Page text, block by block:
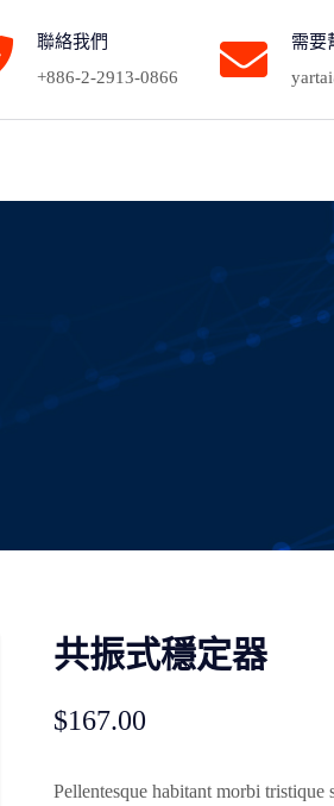
聯絡我們
+886-2-2913-0866
需要
共振式穩定器
$167.00
Pellentesque habitant morbi tristique